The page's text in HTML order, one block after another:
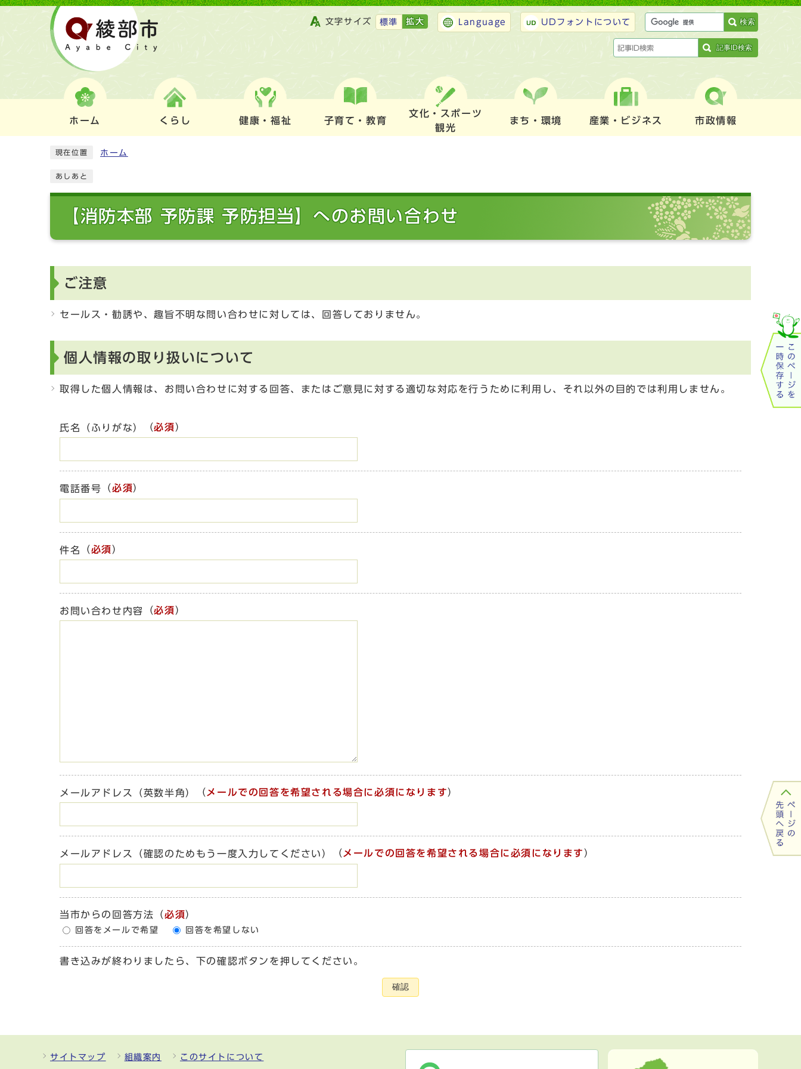
文字サイズ 標準 拡大 Language UDフォントについて 検索
記事ID検索
ホーム くらし 健康・福祉 子育て・教育
文化・スポーツ
観光
まち・環境 産業・ビジネス 市政情報
現在位置 ホーム
あしあと
【消防本部 予防課 予防担当】へのお問い合わせ
ご注意
セールス・勧誘や、趣旨不明な問い合わせに対しては、回答しておりません。
個人情報の取り扱いについて
取得した個人情報は、お問い合わせに対する回答、またはご意見に対する適切な対応を行うために利用し、それ以外の目的では利用しません。
氏名（ふりがな） （必須）
電話番号 （必須）
件名 （必須）
お問い合わせ内容 （必須）
メールアドレス（英数半角） （ メールでの回答を希望される場合に必須になります）
メールアドレス（確認のためもう一度入力してください） （ メールでの回答を希望される場合に必須になります ）
当市からの回答方法 （必須）
回答をメールで希望 回答を希望しない
書き込みが終わりましたら、下の確認ボタンを押してください。
確認
サイトマップ 組織案内
このサイトについて